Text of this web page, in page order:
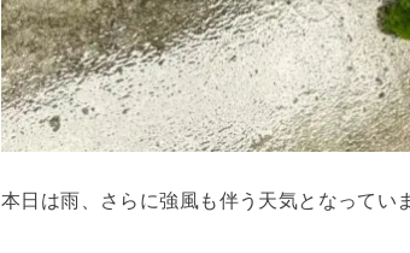
本日は雨、さらに強風も伴う天気となってい